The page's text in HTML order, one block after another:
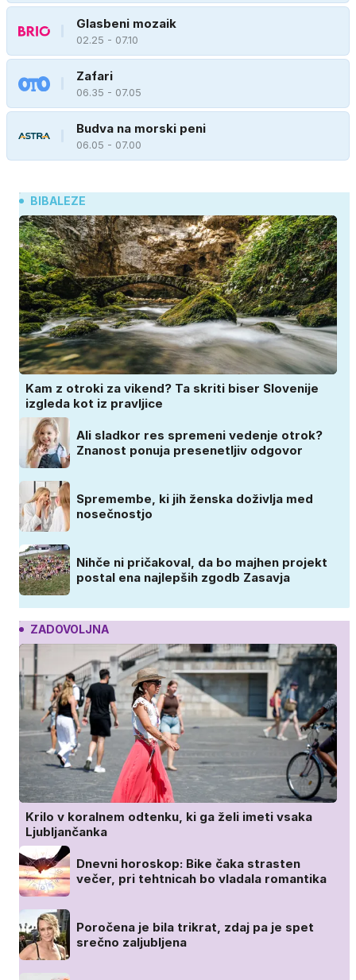
Glasbeni mozaik
02.25 - 07.10
Zafari
06.35 - 07.05
Budva na morski peni
06.05 - 07.00
BIBALEZE
Kam z otroki za vikend? Ta skriti biser Slovenije
izgleda kot iz pravljice
Ali sladkor res spremeni vedenje otrok?
Znanost ponuja presenetljiv odgovor
Spremembe, ki jih ženska doživlja med
nosečnostjo
Nihče ni pričakoval, da bo majhen projekt
postal ena najlepših zgodb Zasavja
ZADOVOLJNA
Krilo v koralnem odtenku, ki ga želi imeti vsaka
Ljubljančanka
Dnevni horoskop: Bike čaka strasten
večer, pri tehtnicah bo vladala romantika
Poročena je bila trikrat, zdaj pa je spet
srečno zaljubljena